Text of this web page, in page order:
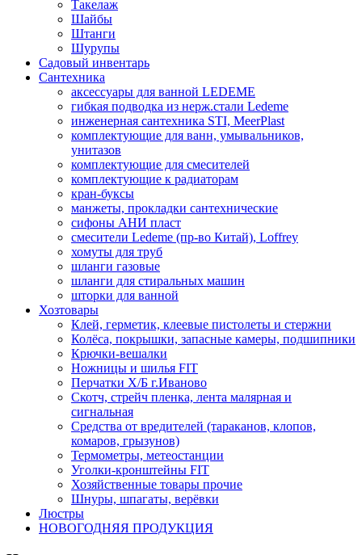
Такелаж
Шайбы
Штанги
Шурупы
Садовый инвентарь
Сантехника
аксессуары для ванной LEDEME
гибкая подводка из нерж.стали Ledeme
инженерная сантехника STI, MeerPlast
комплектующие для ванн, умывальников,
унитазов
комплектующие для смесителей
комплектующие к радиаторам
кран-буксы
манжеты, прокладки сантехнические
сифоны АНИ пласт
смесители Ledeme (пр-во Китай), Loffrey
хомуты для труб
шланги газовые
шланги для стиральных машин
шторки для ванной
Хозтовары
Клей, герметик, клеевые пистолеты и стержни
Колёса, покрышки, запасные камеры, подшипники
Крючки-вешалки
Ножницы и шилья FIT
Перчатки Х/Б г.Иваново
Скотч, стрейч пленка, лента малярная и
сигнальная
Средства от вредителей (тараканов, клопов,
комаров, грызунов)
Термометры, метеостанции
Уголки-кронштейны FIT
Хозяйственные товары прочие
Шнуры, шпагаты, верёвки
Люстры
НОВОГОДНЯЯ ПРОДУКЦИЯ